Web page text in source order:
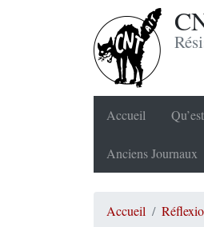
Accueil
Anciens Journaux
Accueil